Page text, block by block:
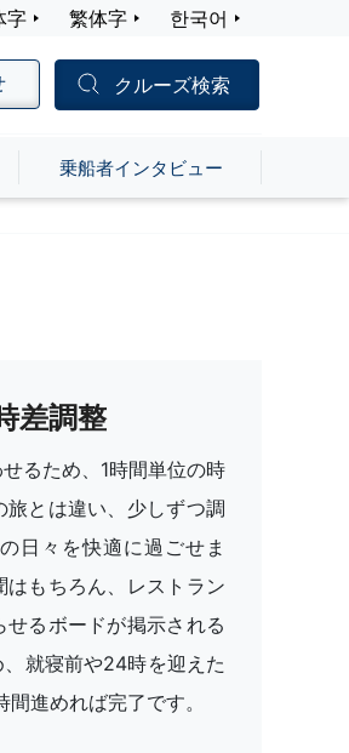
字 繁体字 한국어
クルーズ検索
乗船者インタビュー
差調整
るため、1時間単位の時
とは違い、少しずつ調
日々を快適に過ごせま
もちろん、レストラン
るボードが掲示される
就寝前や24時を迎えた
進めれば完了です。